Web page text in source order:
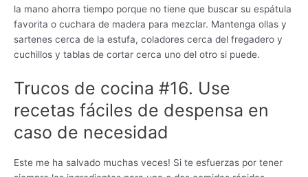
la mano ahorra tiempo porque no tiene que buscar su espátula
favorita o cuchara de madera para mezclar. Mantenga ollas y
sartenes cerca de la estufa, coladores cerca del fregadero y
cuchillos y tablas de cortar cerca uno del otro si puede.
Trucos de cocina #16. Use
recetas fáciles de despensa en
caso de necesidad
Este me ha salvado muchas veces! Si te esfuerzas por tener